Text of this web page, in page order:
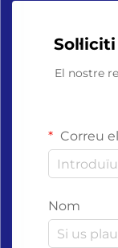
El nostre
Correu
Nom